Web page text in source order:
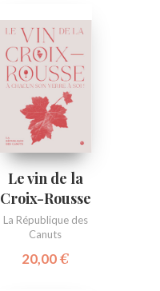
Le vin de la
Croix-Rousse
La République des
Canuts
20,00€